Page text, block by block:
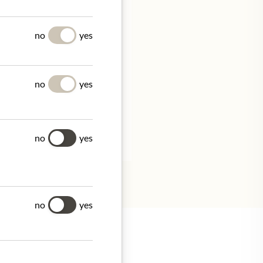
no yes
no
yes
no yes
no
yes